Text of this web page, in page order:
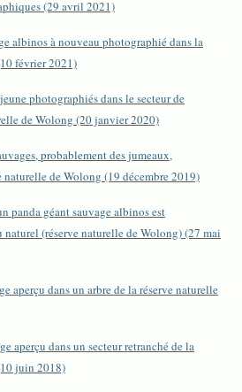
(29 avril 2021)
albinos à nouveau photographié dans la
février 2021)
photographiés dans le secteur de
de Wolong (20 janvier 2020)
probablement des jumeaux,
naturelle de Wolong (19 décembre 2019)
panda géant sauvage albinos est
(réserve naturelle de Wolong) (27 mai
aperçu dans un arbre de la réserve naturelle
aperçu dans un secteur retranché de la
juin 2018)